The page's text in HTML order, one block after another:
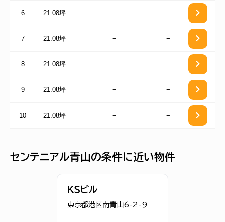
6 21.08坪 − −
7 21.08坪 − −
8 21.08坪 − −
9 21.08坪 − −
10 21.08坪 − −
センテニアル青山の条件に近い物件
ＫＳビル
東京都港区南青山6-2-9